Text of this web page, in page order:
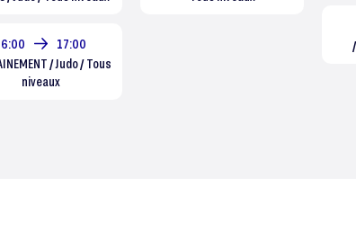
17:00
/ Judo / Tous
niveaux